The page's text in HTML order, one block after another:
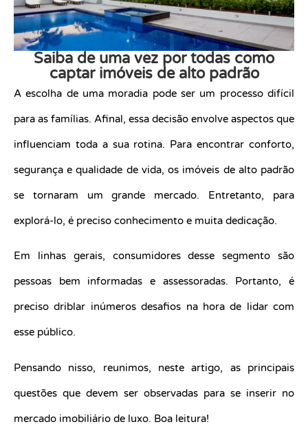
Saiba de uma vez por todas como
captar imóveis de alto padrão
A escolha de uma moradia pode ser um processo difícil
para as famílias. Afinal, essa decisão envolve aspectos que
influenciam toda a sua rotina. Para encontrar conforto,
segurança e qualidade de vida, os imóveis de alto padrão
se tornaram um grande mercado. Entretanto, para
explorá-lo, é preciso conhecimento e muita dedicação.
Em linhas gerais, consumidores desse segmento são
pessoas bem informadas e assessoradas. Portanto, é
preciso driblar inúmeros desafios na hora de lidar com
esse público.
Pensando nisso, reunimos, neste artigo, as principais
questões que devem ser observadas para se inserir no
mercado imobiliário de luxo. Boa leitura!